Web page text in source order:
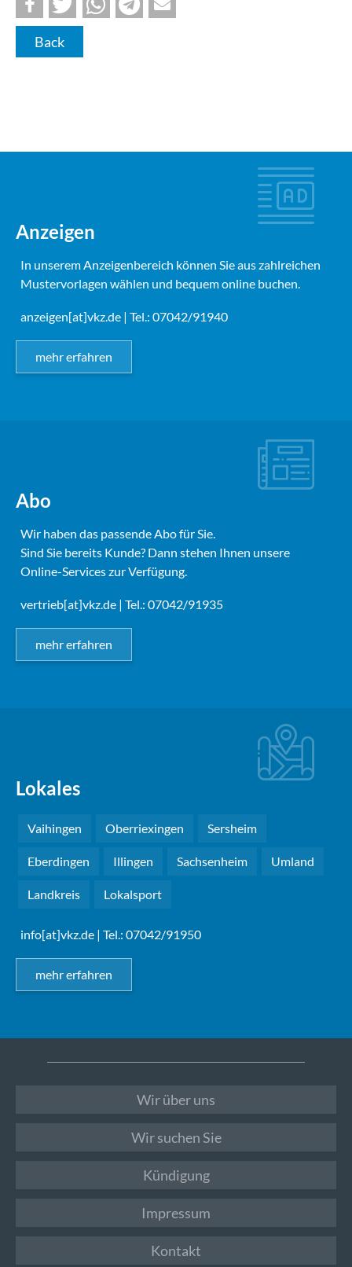
Back
Anzeigen
In unserem Anzeigenbereich können Sie aus zahlreichen
Mustervorlagen wählen und bequem online buchen.
anzeigen[at]vkz.de | Tel.: 07042/91940
mehr erfahren
Abo
Wir haben das passende Abo für Sie.
Sind Sie bereits Kunde? Dann stehen Ihnen unsere
Online-Services zur Verfügung.
vertrieb[at]vkz.de | Tel.: 07042/91935
mehr erfahren
Lokales
Vaihingen Oberriexingen Sersheim
Eberdingen Illingen Sachsenheim Umland
Landkreis Lokalsport
info[at]vkz.de | Tel.: 07042/91950
mehr erfahren
Wir über uns
Wir suchen Sie
Kündigung
Impressum
Kontakt